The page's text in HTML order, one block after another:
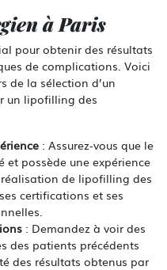
à Paris
pour obtenir des résultats
de complications. Voici
de la sélection d’un
un lipofilling des
: Assurez-vous que le
et possède une expérience
de lipofilling des
certifications et ses
: Demandez à voir des
des patients précédents
des résultats obtenus par